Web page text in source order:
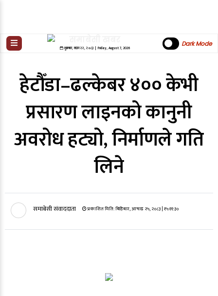
शुक्रबार,साउन २२,२०८३| Friday, August 7, 2026
Dark Mode
हेटौँडा–ढल्केबर ४०० केभी
प्रसारण लाइनको कानुनी
अवरोध हट्यो, निर्माणले गति
लिने
समाबेसी संवाददाता प्रकाशित मिति:बिहिबार, आषाढ २५, २०८३| १५:११:३०